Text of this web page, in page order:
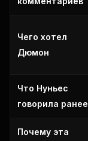
Чего хотел
Дюмон
Что Нуньес
говорила ранее
Почему эта